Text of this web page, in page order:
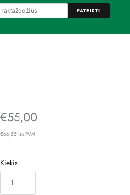
PATEIKTI
€55,00
€66,55 su PVM
Kiekis